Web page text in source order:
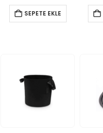
SEPETE EKLE